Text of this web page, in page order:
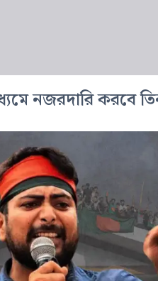
নজরদারি করবে